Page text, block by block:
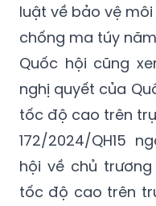
luật về bảo vệ
chống ma túy
Quốc hội cũng
nghị quyết của
tốc độ cao trên
172/2024/QH15
hội về chủ
tốc độ cao trên